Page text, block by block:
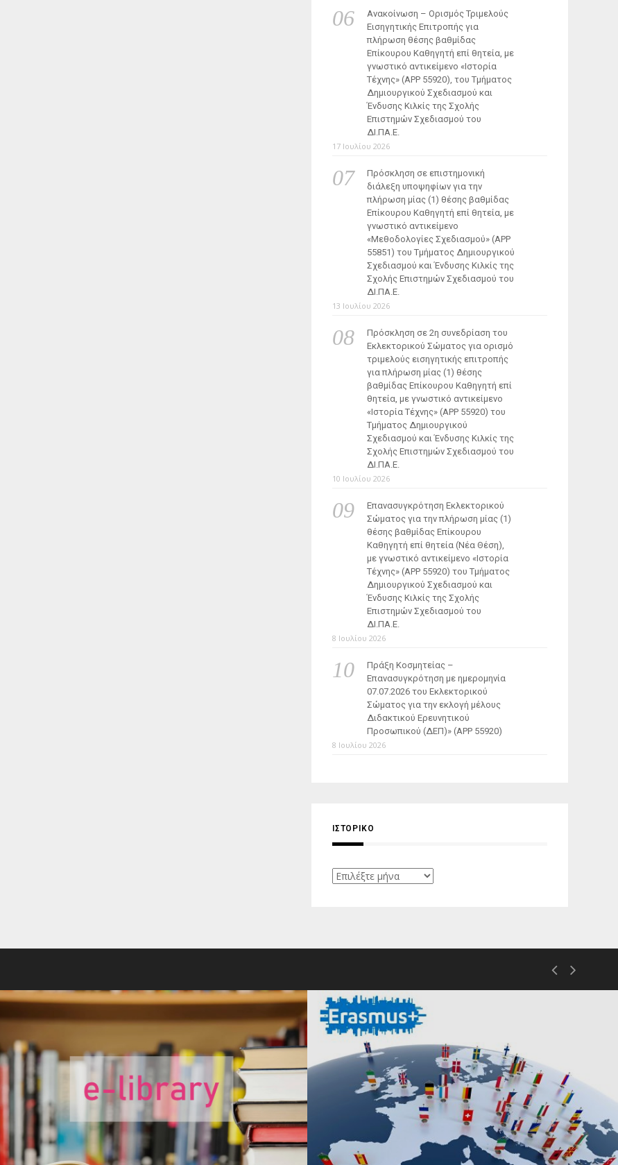
Ανακοίνωση – Ορισμός Τριμελούς
Εισηγητικής Επιτροπής για
πλήρωση θέσης βαθμίδας
Επίκουρου Καθηγητή επί θητεία, με
γνωστικό αντικείμενο «Ιστορία
Τέχνης» (ΑΡΡ 55920), του Τμήματος
Δημιουργικού Σχεδιασμού και
Ένδυσης Κιλκίς της Σχολής
Επιστημών Σχεδιασμού του
ΔΙ.ΠΑ.Ε.
17 Ιουλίου 2026
Πρόσκληση σε επιστημονική
διάλεξη υποψηφίων για την
πλήρωση μίας (1) θέσης βαθμίδας
Επίκουρου Καθηγητή επί θητεία, με
γνωστικό αντικείμενο
«Μεθοδολογίες Σχεδιασμού» (ΑΡΡ
55851) του Τμήματος Δημιουργικού
Σχεδιασμού και Ένδυσης Κιλκίς της
Σχολής Επιστημών Σχεδιασμού του
ΔΙ.ΠΑ.Ε.
13 Ιουλίου 2026
Πρόσκληση σε 2η συνεδρίαση του
Εκλεκτορικού Σώματος για ορισμό
τριμελούς εισηγητικής επιτροπής
για πλήρωση μίας (1) θέσης
βαθμίδας Επίκουρου Καθηγητή επί
θητεία, με γνωστικό αντικείμενο
«Ιστορία Τέχνης» (ΑΡΡ 55920) του
Τμήματος Δημιουργικού
Σχεδιασμού και Ένδυσης Κιλκίς της
Σχολής Επιστημών Σχεδιασμού του
ΔΙ.ΠΑ.Ε.
10 Ιουλίου 2026
Επανασυγκρότηση Εκλεκτορικού
Σώματος για την πλήρωση μίας (1)
θέσης βαθμίδας Επίκουρου
Καθηγητή επί θητεία (Νέα Θέση),
με γνωστικό αντικείμενο «Ιστορία
Τέχνης» (ΑΡΡ 55920) του Τμήματος
Δημιουργικού Σχεδιασμού και
Ένδυσης Κιλκίς της Σχολής
Επιστημών Σχεδιασμού του
ΔΙ.ΠΑ.Ε.
8 Ιουλίου 2026
Πράξη Κοσμητείας –
Επανασυγκρότηση με ημερομηνία
07.07.2026 του Εκλεκτορικού
Σώματος για την εκλογή μέλους
Διδακτικού Ερευνητικού
Προσωπικού (ΔΕΠ)» (APP 55920)
8 Ιουλίου 2026
ΙΣΤΟΡΙΚΌ
Ιστορικό